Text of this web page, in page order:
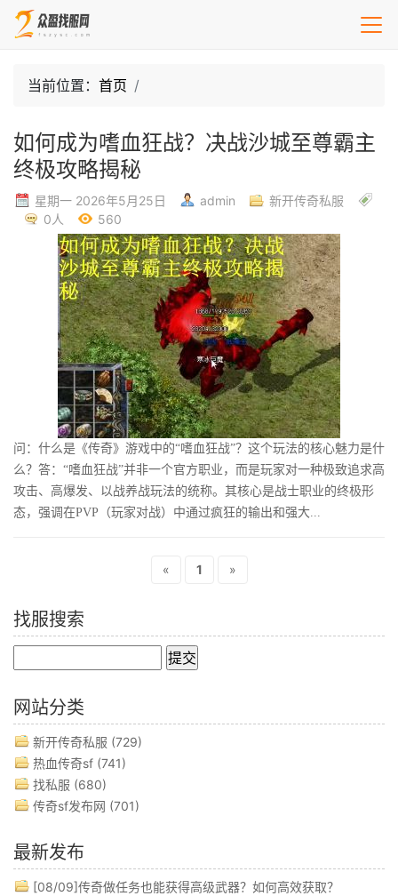
当前位置： 首页
如何成为嗜血狂战？决战沙城至尊霸主
终极攻略揭秘
星期一 2026年5月25日 admin
新开传奇私服
0人
560
问：什么是《传奇》游戏中的“嗜血狂战”？这个玩法的核心魅力是什
么？答：“嗜血狂战”并非一个官方职业，而是玩家对一种极致追求高
攻击、高爆发、以战养战玩法的统称。其核心是战士职业的终极形
态，强调在PVP（玩家对战）中通过疯狂的输出和强大...
« 1 »
找服搜索
网站分类
新开传奇私服 (729)
热血传奇sf (741)
找私服 (680)
传奇sf发布网 (701)
最新发布
[08/09]传奇做任务也能获得高级武器？如何高效获取？